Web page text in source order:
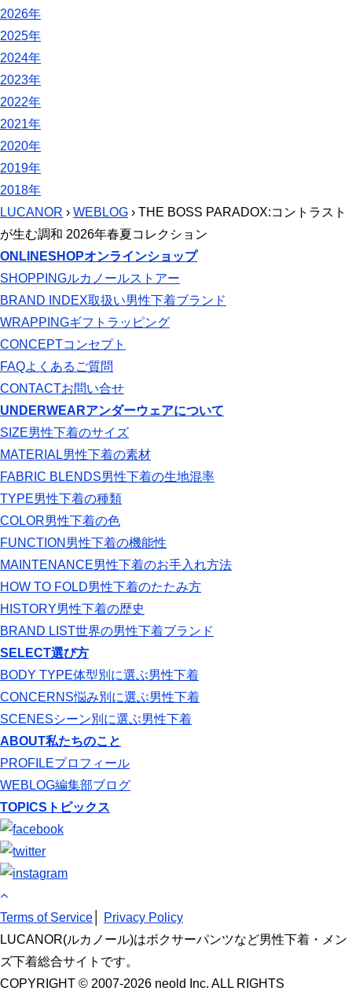
2026年
2025年
2024年
2023年
2022年
2021年
2020年
2019年
2018年
LUCANOR › WEBLOG › THE BOSS PARADOX:コントラスト
が生む調和 2026年春夏コレクション
ONLINESHOPオンラインショップ
SHOPPINGルカノールストアー
BRAND INDEX取扱い男性下着ブランド
WRAPPINGギフトラッピング
CONCEPTコンセプト
FAQよくあるご質問
CONTACTお問い合せ
UNDERWEARアンダーウェアについて
SIZE男性下着のサイズ
MATERIAL男性下着の素材
FABRIC BLENDS男性下着の生地混率
TYPE男性下着の種類
COLOR男性下着の色
FUNCTION 男性下着の機能性
MAINTENANCE男性下着のお手入れ方法
HOW TO FOLD男性下着のたたみ方
HISTORY男性下着の歴史
BRAND LIST世界の男性下着ブランド
SELECT選び方
BODY TYPE体型別に選ぶ男性下着
CONCERNS悩み別に選ぶ男性下着
SCENESシーン別に選ぶ男性下着
ABOUT私たちのこと
PROFILEプロフィール
WEBLOG編集部ブログ
TOPICS トピックス
Terms of Service
Privacy Policy
LUCANOR(ルカノール)はボクサーパンツなど男性下着・メン
ズ下着総合サイトです。
COPYRIGHT © 2007-2026 neold Inc. ALL RIGHTS